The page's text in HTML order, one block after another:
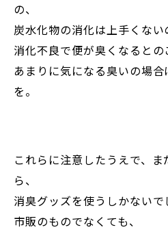
の、
炭水化物の消化は上手くない
消化不良で便が臭くなるとの
あまりに気になる臭いの場
を。
これらに注意したうえで、
ら、
消臭グッズを使うしかないで
市販のものでなくても、